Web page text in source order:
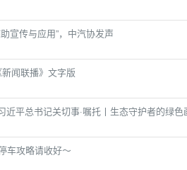
宣传与应用”，中汽协发声
闻联播》文字版
近平总书记关切事·嘱托丨生态守护者的绿色
车攻略请收好～